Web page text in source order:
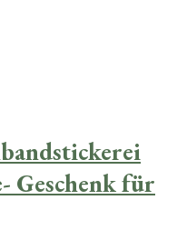
Geschenk für